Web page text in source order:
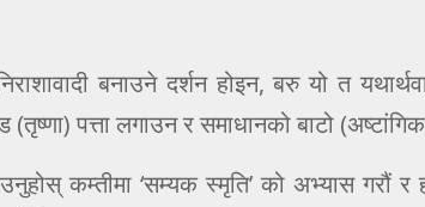
बनाउने दर्शन होइन, बरु यो त
पत्ता लगाउन र समाधानको बाटो (अष्टांगिक
कम्तीमा ‘सम्यक स्मृति’ को अभ्यास गरौं र